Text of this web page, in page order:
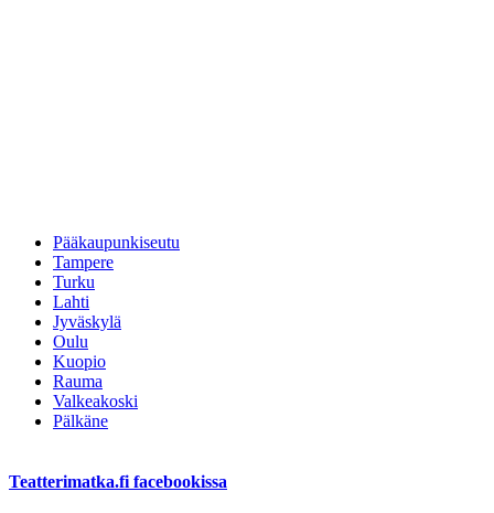
Pääkaupunkiseutu
Tampere
Turku
Lahti
Jyväskylä
Oulu
Kuopio
Rauma
Valkeakoski
Pälkäne
Teatterimatka.fi facebookissa